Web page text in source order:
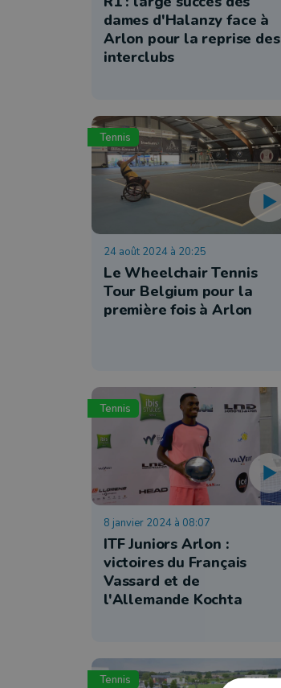
dames d'Halanzy face à
Arlon pour la reprise des
interclubs
Tennis
24 août 2024 à 20:25
Le Wheelchair Tennis
Tour Belgium pour la
première fois à Arlon
Tennis
8 janvier 2024 à 08:07
ITF Juniors Arlon :
victoires du Français
Vassard et de
l'Allemande Kochta
Tennis